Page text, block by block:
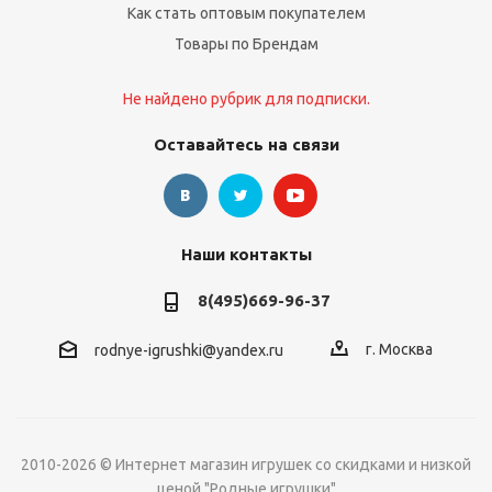
Как стать оптовым покупателем
Товары по Брендам
Не найдено рубрик для подписки.
Оставайтесь на связи
Наши контакты
8(495)669-96-37
rodnye-igrushki@yandex.ru г. Москва
2010-2026 © Интернет магазин игрушек со скидками и низкой